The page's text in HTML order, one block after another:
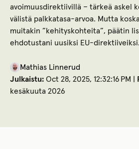
avoimuusdirektiivillä – tärkeä askel
välistä palkkatasa-arvoa. Mutta
muitakin ”kehityskohteita”, päätin
ehdotustani uusiksi EU-direktiiveiksi.
Mathias Linnerud
Julkaistu: Oct 28, 2025, 12:32:16 PM |
kesäkuuta 2026